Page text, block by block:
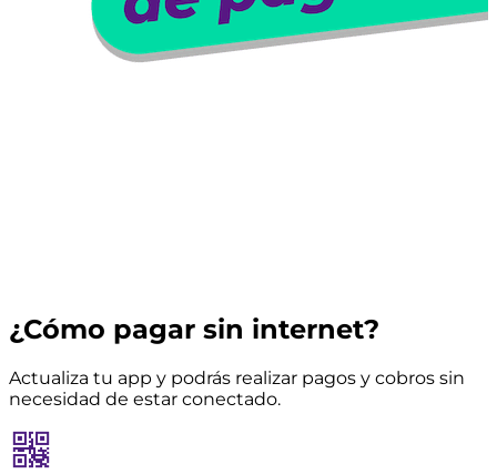
¿Cómo pagar sin internet?
Actualiza tu app y podrás realizar pagos y cobros sin
necesidad de estar conectado.